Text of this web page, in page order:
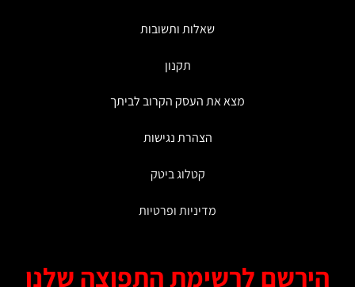
שאלות ותשובות
מצא את העסק הקרוב לביתך
הצהרת נגישות
קטלוג ביטק
מדיניות ופרטיות
לרשימת התפוצה שלנו